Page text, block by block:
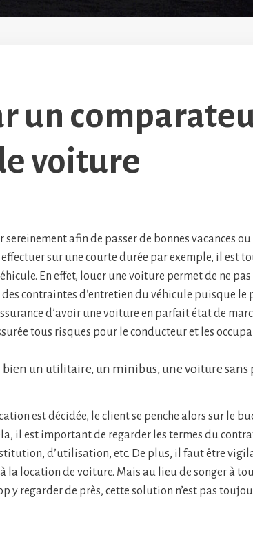
un
voiture
sereinement afin de passer de bonnes vacances
sur une courte durée par exemple, il est
En effet, louer une voiture permet de ne
contraintes d’entretien du véhicule puisque le
d’avoir une voiture en parfait état de
tous risques pour le conducteur et les
bien un utilitaire, un minibus, une voiture sans
est décidée, le client se penche alors sur le
il est important de regarder les termes du
d’utilisation, etc. De plus, il faut être
la location de voiture. Mais au lieu de songer à
y regarder de près, cette solution n’est pas